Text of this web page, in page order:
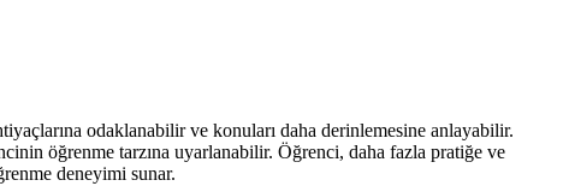
odaklanabilir ve konuları daha derinlemesine anlayabilir.
öğrenme tarzına uyarlanabilir. Öğrenci, daha fazla pratiğe ve
deneyimi sunar.